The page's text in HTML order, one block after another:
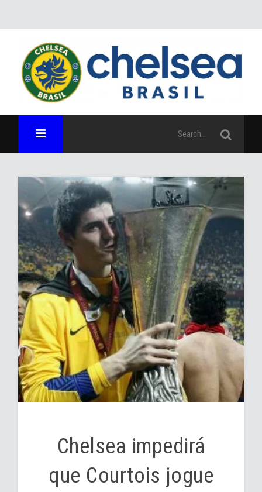
Chelsea impedirá
que Courtois jogue